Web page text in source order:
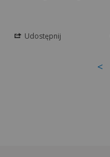
Udostępnij
<